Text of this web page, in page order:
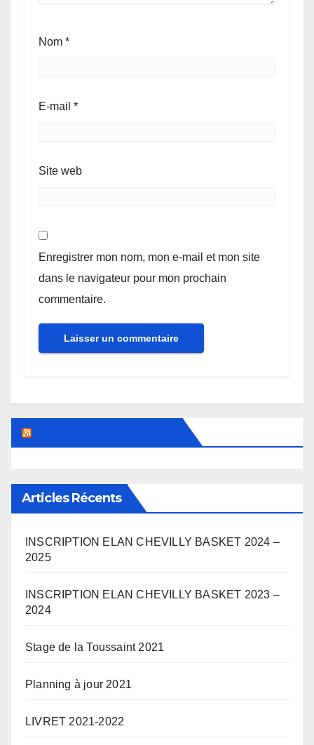
Nom *
E-mail *
Site web
Enregistrer mon nom, mon e-mail et mon site
dans le navigateur pour mon prochain
commentaire.
Articles Récents
INSCRIPTION ELAN CHEVILLY BASKET 2024 –
2025
INSCRIPTION ELAN CHEVILLY BASKET 2023 –
2024
Stage de la Toussaint 2021
Planning à jour 2021
LIVRET 2021-2022